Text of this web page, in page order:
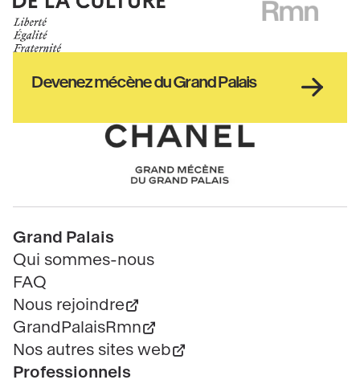
Ministère
de
la
Haut
de
Devenez mécène du Grand Palais
Chanel
Pied
de
page
Grand Palais
Qui sommes-nous
FAQ
Nous rejoindre
GrandPalaisRmn
Nos autres sites web
Professionnels